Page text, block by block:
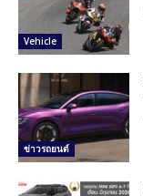
Vehicle
ข่าวรถยนต์